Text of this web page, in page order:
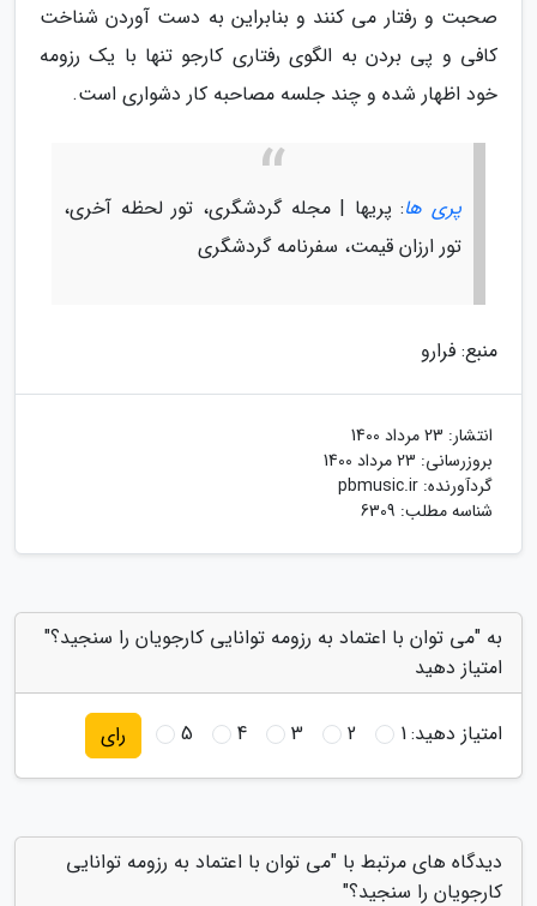
صحبت و رفتار می کنند و بنابراین به دست آوردن شناخت
کافی و پی بردن به الگوی رفتاری کارجو تنها با یک رزومه
خود اظهار شده و چند جلسه مصاحبه کار دشواری است.
پری ها: پریها | مجله گردشگری، تور لحظه آخری،
تور ارزان قیمت، سفرنامه گردشگری
منبع: فرارو
انتشار: 23 مرداد 1400
بروزرسانی: 23 مرداد 1400
گردآورنده: pbmusic.ir
شناسه مطلب: 6309
به "می توان با اعتماد به رزومه توانایی کارجویان را سنجید؟"
امتیاز دهید
امتیاز دهید:1
2
3
4
5 رای
دیدگاه های مرتبط با "می توان با اعتماد به رزومه توانایی
کارجویان را سنجید؟"